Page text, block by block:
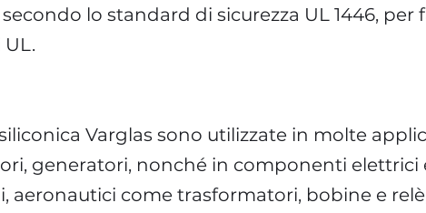
lo standard di sicurezza UL 1446,
Varglas sono utilizzate in molte
generatori, nonché in componenti elettrici
aeronautici come trasformatori, bobine e